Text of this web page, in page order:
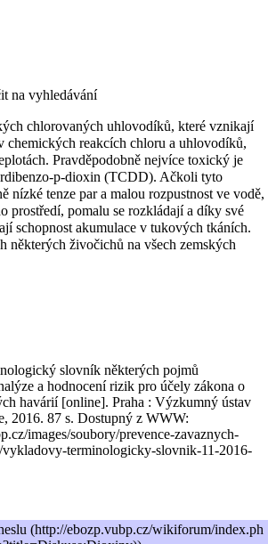
na vyhledávání
chlorovaných uhlovodíků, které vznikají
chemických reakcích chloru a uhlovodíků,
Pravděpodobně nejvíce toxický je
p-dioxin (TCDD). Ačkoli tyto
nízké tenze par a malou rozpustnost ve vodě,
prostředí, pomalu se rozkládají a díky své
schopnost akumulace v tukových tkáních.
některých živočichů na všech zemských
slovník některých pojmů
a hodnocení rizik pro účely zákona o
havárií [online]. Praha : Výzkumný ústav
2016. 87 s. Dostupný z WWW:
images/soubory/prevence-zavaznych-
terminologicky-slovnik-11-2016-